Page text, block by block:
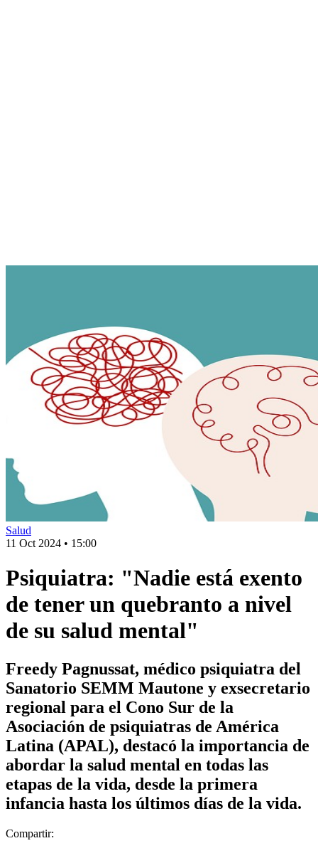
Salud
11 Oct 2024 • 15:00
Psiquiatra: "Nadie está exento
de tener un quebranto a nivel
de su salud mental"
Freedy Pagnussat, médico psiquiatra del
Sanatorio SEMM Mautone y exsecretario
regional para el Cono Sur de la
Asociación de psiquiatras de América
Latina (APAL), destacó la importancia de
abordar la salud mental en todas las
etapas de la vida, desde la primera
infancia hasta los últimos días de la vida.
Compartir: